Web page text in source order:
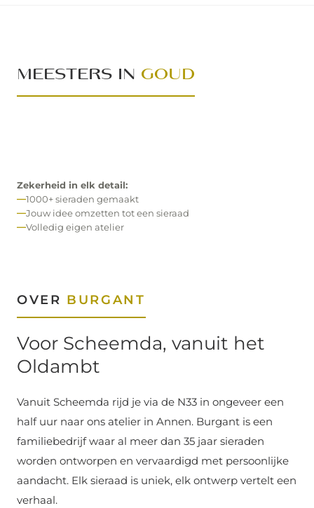
MEESTERS IN GOUD
Zekerheid in elk detail:
1000+ sieraden gemaakt
Jouw idee omzetten tot een sieraad
Volledig eigen atelier
OVER BURGANT
Voor Scheemda, vanuit het
Oldambt
Vanuit Scheemda rijd je via de N33 in ongeveer een
half uur naar ons atelier in Annen. Burgant is een
familiebedrijf waar al meer dan 35 jaar sieraden
worden ontworpen en vervaardigd met persoonlijke
aandacht. Elk sieraad is uniek, elk ontwerp vertelt een
verhaal.